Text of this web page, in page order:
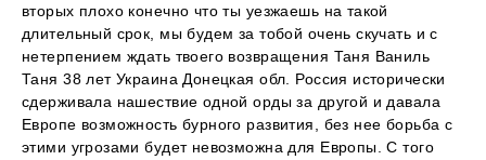
вторых плохо конечно что ты уезжаешь на такой
длительный срок, мы будем за тобой очень скучать и с
нетерпением ждать твоего возвращения Таня Ваниль
Таня 38 лет Украина Донецкая обл. Россия исторически
сдерживала нашествие одной орды за другой и давала
Европе возможность бурного развития, без нее борьба с
этими угрозами будет невозможна для Европы. С того